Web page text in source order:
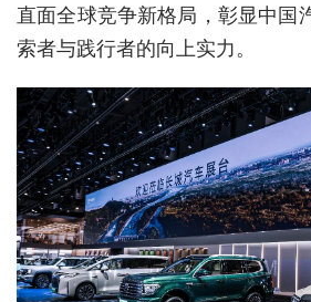
极客圈
经济
城建
科教
健康
悠游
直面全球竞争新格局，彰显中国
索者与践行者的向上实力。